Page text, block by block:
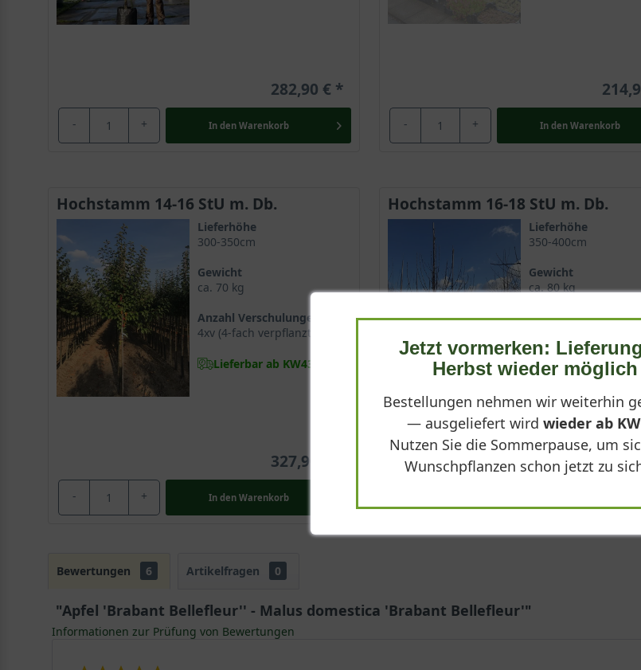
282,90 €
- + In den Warenkorb - + In den Warenkorb
Hochstamm 14-16 StU m. Db.
Lieferhöhe
300-350cm
Gewicht
ca. 70 kg
Anzahl Verschulungen
4xv (4-fach verpflanzt)
Lieferbar ab KW43
327,90 €
- + In den Warenkorb
Hochstamm 16-18 StU m. Db.
Lieferhöhe
350-400cm
Gewicht
ca. 80 kg
Anzahl
Lieferbar ab KW43
Bewertungen 6 Artikelfragen 0
"Apfel 'Brabant Bellefleur'' - Malus domestica 'Brabant Bellefleur'"
Informationen zur Prüfung von Bewertungen
Jetzt vormerken:
Herbst wieder möglich
Bestellungen nehmen wir weiterhin
— ausgeliefert wird wieder ab
Nutzen Sie die Sommerpause, um
Wunschpflanzen schon jetzt zu